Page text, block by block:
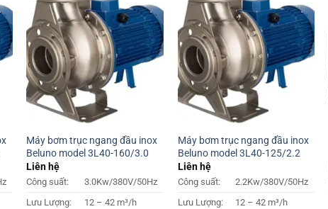
Máy bơm trục ngang đầu inox
Beluno model 3L40-160/3.0
Liên hệ
Công suất:
3.0Kw/380V/50Hz
Lưu Lượng:
12 – 42 m³/h
Máy bơm trục ngang đầu inox
Beluno model 3L40-125/2.2
Liên hệ
Công suất:
2.2Kw/380V/50Hz
Lưu Lượng:
12 – 42 m³/h